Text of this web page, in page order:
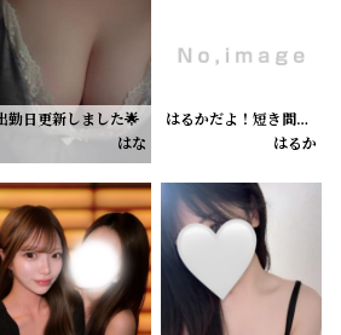
勤日更新しました🌟
8/10【16:30〜LAST】はな
はるかだよ！短き間だけど、出勤するよん！受付終了20時までです！
16時のご予約のお兄様、いまいくからまっててねー❣️はるか